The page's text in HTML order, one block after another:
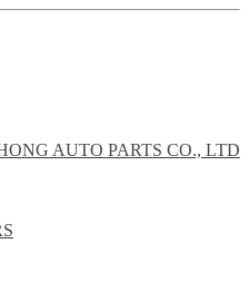
AUTO PARTS CO., LTD